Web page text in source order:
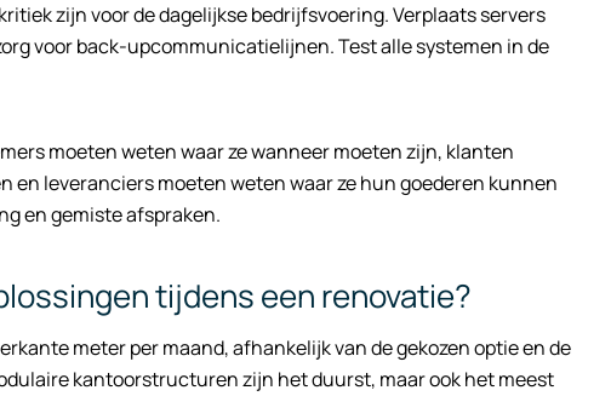
zijn voor de dagelijkse bedrijfsvoering. Verplaats servers
voor back-upcommunicatielijnen. Test alle systemen in de
moeten weten waar ze wanneer moeten zijn, klanten
leveranciers moeten weten waar ze hun goederen kunnen
en gemiste afspraken.
tijdens een renovatie?
meter per maand, afhankelijk van de gekozen optie en de
kantoorstructuren zijn het duurst, maar ook het meest